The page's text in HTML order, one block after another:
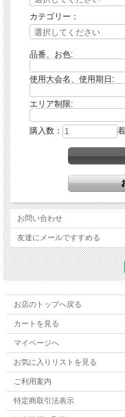
↓お客様のサイズに合わせてお
すすめいたします
フルオーダーで御注文製作は
▼オーダー方法
1. ビクトリアシリーズの中か
2. 採寸をお願いいたします。
ズ参照しお選びください。
3. カートにて下記の項目をご
・カテゴリー（学年など）
・使用大会名、使用期日
・エリア制限
▼エリア制限のルールにつ
大会及びバッジテストなどでお
ご購入される場合は、使用され
ます。
なおこちらで管理対象となる期間
ください。
■大会用
（Ａ）北海道東北エリア
（Ｂ）東京関東エリア
（Ｃ）中部エリア
（Ｄ）近畿エリア
（Ｅ）西日本エリア（中国・四
カテゴリー：
品番、お色:
使用大会名、使用期日:
エリア制限:
購入数： 着
お問い合わせ
友達にメールですすめる
お店のトップへ戻る
カートを見る
マイページへ
お気に入りリストを見る
ご利用案内
特定商取引法表示